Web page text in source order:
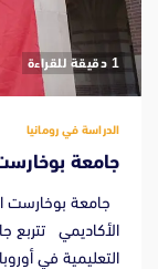
‫1 دقيقة للقراءة
الدراسة في رومانيا
جامعة
جامعة بوخارست
الأكاديمي
التعليمية في